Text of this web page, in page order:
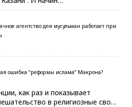
агентство для мусульман работает при
ошибка “реформы ислама” Макрона?
как раз и показывает
в религиозные сво…